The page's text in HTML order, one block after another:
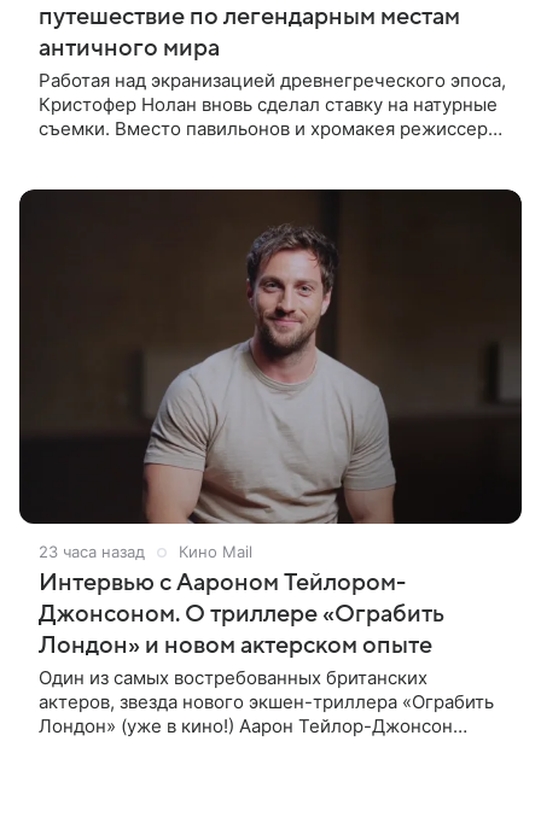
путешествие по легендарным местам
античного мира
Работая над экранизацией древнегреческого эпоса,
Кристофер Нолан вновь сделал ставку на натурные
съемки. Вместо павильонов и хромакея режиссер
23 часа назад Кино Mail
Интервью с Аароном Тейлором-
Джонсоном. О триллере «Ограбить
Лондон» и новом актерском опыте
Один из самых востребованных британских
актеров, звезда нового экшен-триллера «Ограбить
Лондон» (уже в кино!) Аарон Тейлор-Джонсон